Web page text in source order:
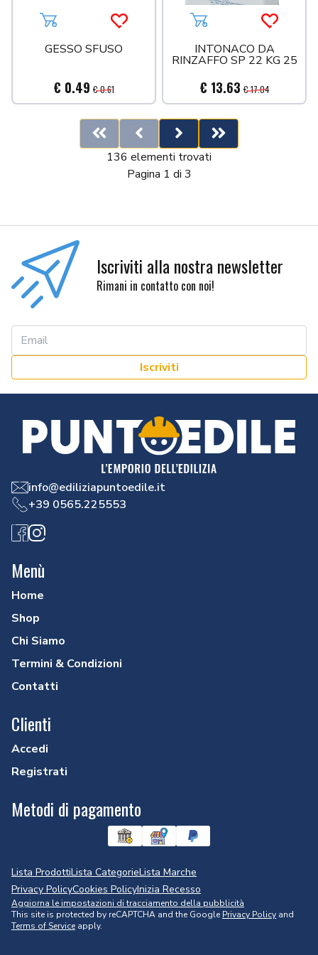
Aggiungi al carrelloAcquista più tardi
GESSO SFUSO
€ 0.49 € 0.61
Aggiungi al carrello
INTONACO DA
RINZAFFO SP 22 KG 25
€ 13.63 € 17.04
FirstPrevious
136 elementi trovati
Pagina 1 di 3
NextLast
Iscriviti alla nostra newsletter
Rimani in contatto con noi!
Iscriviti
info@ediliziapuntoedile.it
+39 0565.225553
Facebook
Instagram
Menù
Home
Shop
Chi Siamo
Termini & Condizioni
Contatti
Clienti
Accedi
Registrati
Metodi di pagamento
Lista ProdottiLista CategorieLista Marche
Privacy PolicyCookies PolicyInizia Recesso
Aggiorna le impostazioni di tracciamento della pubblicità
This site is protected by reCAPTCHA and the Google Privacy Policy and
Terms of Service apply.